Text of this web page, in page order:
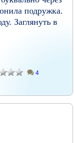
подружка.
Заглянуть в
4